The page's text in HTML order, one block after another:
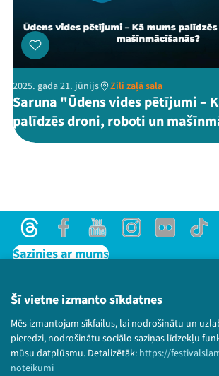
Šī vietne izmanto sīkdatnes
Mēs izmantojam sīkfailus, lai nodrošinātu un
pieredzi, nodrošinātu sociālo saziņas līdzekļu
mūsu datplūsmu. Detalizētāk: https://
noteikumi
ThreadsFacebookYoutube
X
2025. gada 21. jūnijs Zili zaļā sala
Saruna "Ūdens vides pētījumi –
palīdzēs droni, roboti un
ThreadsFacebookYoutubeInstagram
Flick
Sazinies ar mums
Lietošanas noteikumi un sīkdatņu
Bērnu aizsardzības politika
© 2026 Sarunu festivāls LAMPA Visas
paturētas.